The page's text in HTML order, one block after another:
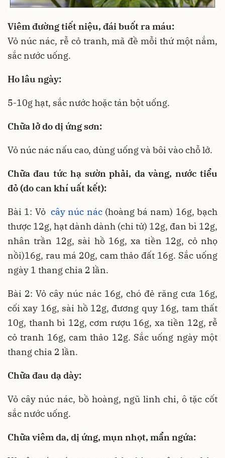
Viêm đường tiết niệu, đái buốt ra máu:
Vỏ núc nác, rễ cỏ tranh, mã đề mỗi thứ một nắm,
sắc nước uống.
Ho lâu ngày:
5-10g hạt, sắc nước hoặc tán bột uống.
Chữa lở do dị ứng sơn:
Vỏ núc nác nấu cao, dùng uống và bôi vào chỗ lở.
Chữa đau tức hạ sườn phải, da vàng, nước tiểu
đỏ (do can khí uất kết):
Bài 1: Vỏcây núc nác(hoàng bá nam) 16g, bạch
thược 12g, hạt dành dành (chi tử) 12g, đan bì 12g,
nhân trần 12g, sài hồ 16g, xa tiền 12g, cỏ nhọ
nồi)16g, rau má 20g, cam thảo đất 16g. Sắc uống
ngày 1 thang chia 2 lần.
Bài 2: Vỏ cây núc nác 16g, chó đẻ răng cưa 16g,
cối xay 16g, sài hồ 12g, đương quy 16g, tam thất
10g, thanh bì 12g, cơm rượu 16g, xa tiền 12g, rễ
cỏ tranh 16g, cam thảo 12g. Sắc uống ngày một
thang chia 2 lần.
Chữa đau dạ dày:
Vỏ cây núc nác, bồ hoàng, ngũ linh chi, ô tặc cốt
sắc nước uống.
Chữa viêm da, dị ứng, mụn nhọt, mẩn ngứa: